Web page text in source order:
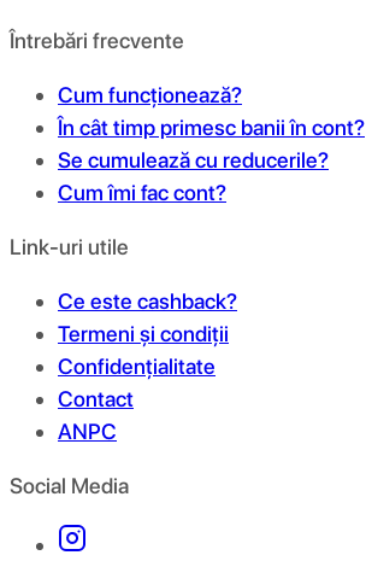
Întrebări frecvente
Cum funcționează?
În cât timp primesc banii în cont?
Se cumulează cu reducerile?
Cum îmi fac cont?
Link-uri utile
Ce este cashback?
Termeni și condiții
Confidențialitate
Contact
ANPC
Social Media